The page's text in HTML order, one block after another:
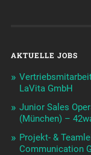
AKTUELLE JOBS
LaVita GmbH
Junior Sales
(München) –
Projekt- &
Communication